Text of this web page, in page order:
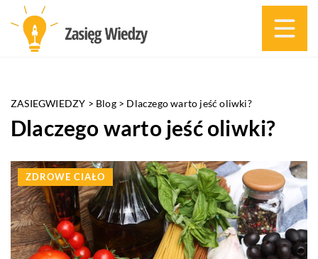
ZASIEGWIEDZY > Blog> Dlaczego warto jeść oliwki?
Dlaczego warto jeść oliwki?
ZDROWE CIAŁO